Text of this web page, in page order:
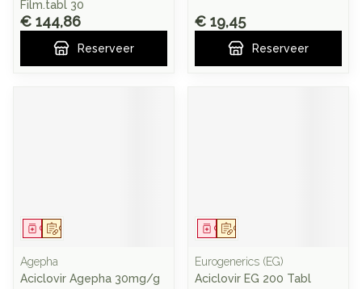
Film.tabl 30
€ 144,86
Reserveer
€ 19,45
Reserveer
Op voorschrift
Geneesmiddel
Agepha
Aciclovir Agepha 30mg/g
Op voorschrift
Geneesmiddel
Eurogenerics (EG)
Aciclovir EG 200 Tabl